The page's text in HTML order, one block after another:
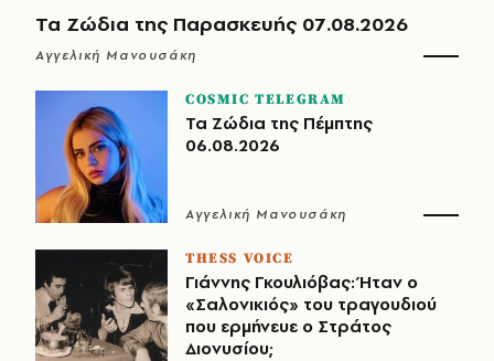
Τα Ζώδια της Παρασκευής 07.08.2026
Αγγελική Μανουσάκη
COSMIC TELEGRAM
Τα Ζώδια της Πέμπτης
06.08.2026
Αγγελική Μανουσάκη
THESS VOICE
Γιάννης Γκουλιόβας: Ήταν ο
«Σαλονικιός» του τραγουδιού
που ερμήνευε ο Στράτος
Διονυσίου;